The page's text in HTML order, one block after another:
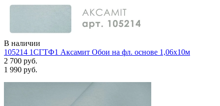
В наличии
105214 1СГТФ1 Аксамит Обои на фл. основе 1,06х10м
2 700 руб.
1 990 руб.